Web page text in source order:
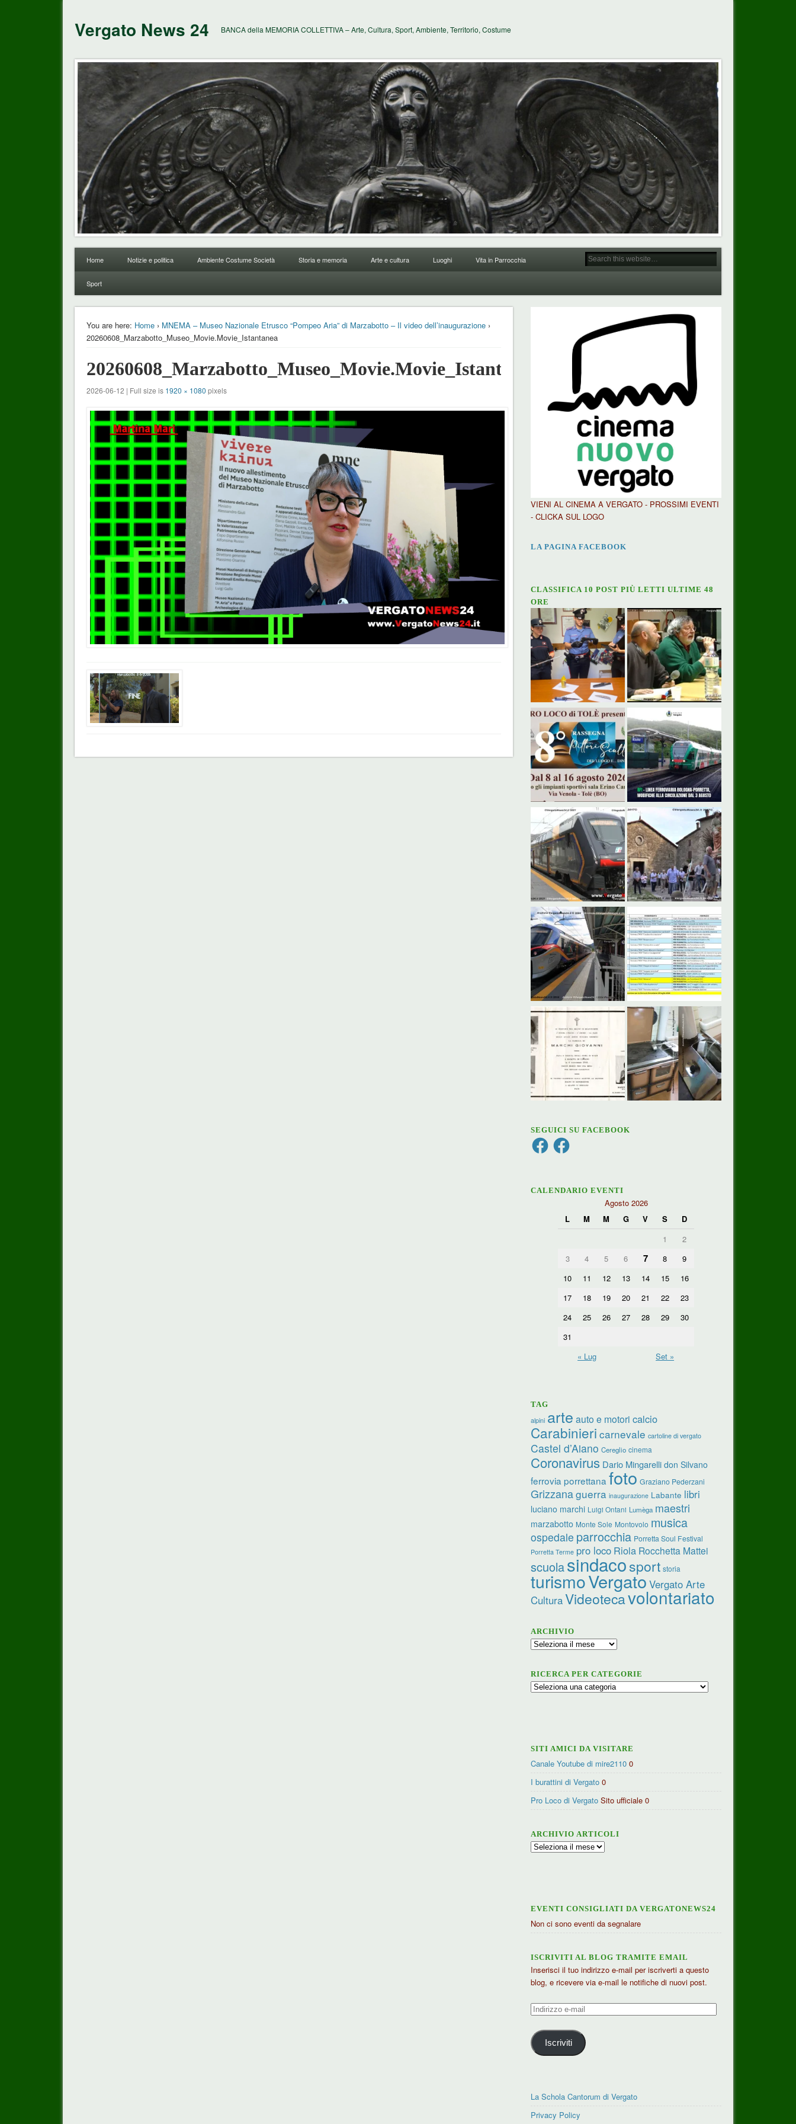
Vergato News 24 BANCA della MEMORIA COLLETTIVA – Arte, Cultura, Sport, Ambiente, Territorio, Costume
Home Notizie e politica Ambiente Costume Società Storia e memoria Arte e cultura Luoghi Vita in Parrocchia
Sport
You are here: Home› MNEMA – Museo Nazionale Etrusco “Pompeo Aria” di Marzabotto – Il video dell’inaugurazione›
20260608_Marzabotto_Museo_Movie.Movie_Istantanea
20260608_Marzabotto_Museo_Movie.Movie_Istantanea
2026-06-12 | Full size is 1920 × 1080 pixels
VIENI AL CINEMA A VERGATO - PROSSIMI EVENTI
- CLICKA SUL LOGO
LA PAGINA FACEBOOK
CLASSIFICA 10 POST PIÙ LETTI ULTIME 48
ORE
SEGUICI SU FACEBOOK
FacebookFacebook
CALENDARIO EVENTI
Agosto 2026
L
M M G V S
D
1
2
3
4 5 6 7 8
9
10
11 12 13 14 15
16
17
18 19 20 21 22
23
24
25 26 27 28 29
30
31
« Lug
Set »
TAG
alpini arte auto e motori calcio
Carabinieri carnevale cartoline di vergato
Castel d’Aiano Cereglio cinema
Coronavirus Dario Mingarelli don Silvano
ferrovia porrettana foto Graziano Pederzani
Grizzanaguerra inaugurazione Labante libri
luciano marchi Luigi Ontani Lumèga maestri
marzabotto Monte Sole Montovolo musica
ospedale parrocchia Porretta Soul Festival
Porretta Terme pro loco Riola Rocchetta Mattei
scuolasindacosport storia
turismoVergato Vergato Arte
CulturaVideotecavolontariato
ARCHIVIO
Archivio
RICERCA PER CATEGORIE
Ricerca
SITI AMICI DA VISITARE
Canale Youtube di mire2110 0
I burattini di Vergato 0
Pro Loco di Vergato Sito ufficiale 0
ARCHIVIO ARTICOLI
Archivio
EVENTI CONSIGLIATI DA VERGATONEWS24
Non ci sono eventi da segnalare
ISCRIVITI AL BLOG TRAMITE EMAIL
Inserisci il tuo indirizzo e-mail per iscriverti a questo
blog, e ricevere via e-mail le notifiche di nuovi post.
Indirizzo
mail
Iscriviti
La Schola Cantorum di Vergato
Privacy Policy